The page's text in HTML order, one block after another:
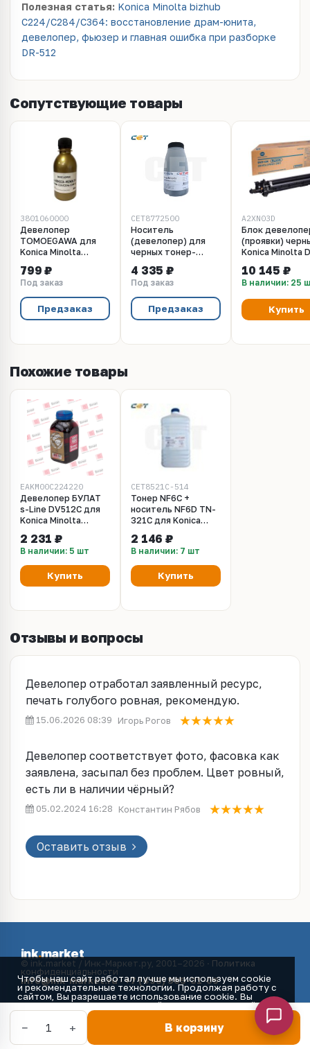
Полезная статья: Konica Minolta bizhub
C224/C284/C364: восстановление драм-юнита,
девелопер, фьюзер и главная ошибка при разборке
DR-512
Сопутствующие товары
3801060000
Девелопер
TOMOEGAWA для
Konica Minolta
CAR-A. 80 грамм.
Gold ATM
799 ₽
Под заказ
Предзаказ
CET8772500
Носитель
(девелопер) для
черных тонер-
для Konica Minolta
Bizhub
C220/280/360
(Japan), 500г/бут,
CET8772500
4 335 ₽
Под заказ
Предзаказ
A2XN03D
Блок
(проявки)
Konica Minolta
C224, C284,
C454, C554
(A2XN03D)
10 145 ₽
В наличии: 25
Купить
Похожие товары
EAKM00C224220
Девелопер БУЛАТ
s-Line DV512C для
Konica Minolta
(Голубой, банка 230
г)
2 231 ₽
В наличии: 5 шт
Купить
CET8521C-514
Тонер NF6C +
носитель NF6D TN-
321C для Konica
C224/284/364
(CET) Cyan, 514г/
бут, CET8521C-514
2 146 ₽
В наличии: 7 шт
Купить
Отзывы и вопросы
Девелопер отработал заявленный ресурс,
печать голубого ровная, рекомендую.
15.06.2026 08:39 Игорь Рогов
Девелопер соответствует фото, фасовка как
заявлена, засыпал без проблем. Цвет ровный,
есть ли в наличии чёрный?
05.02.2024 16:28 Константин Рябов
Оставить отзыв
− 1 + В корзину
ink.market
© ink.market / Инк-Маркет.ру, 2001–2026 · Политика
конфиденциальности
info@ink-market.ru·+7 (495) 565-31-09
Чтобы наш сайт работал лучше мы используем cookie
и рекомендательные технологии. Продолжая работу с
сайтом, Вы разрешаете использование cookie. Вы
всегда можете отключить файлы cookie в настройках
Вашего браузера.
Принять